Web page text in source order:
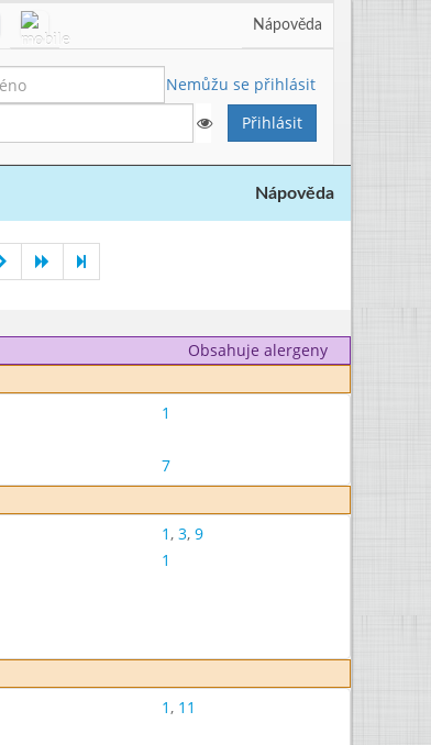
Nápověda
Nemůžu se přihlásit
Nápověda
Obsahuje alergeny
1
7
1, 3, 9
1
1, 11